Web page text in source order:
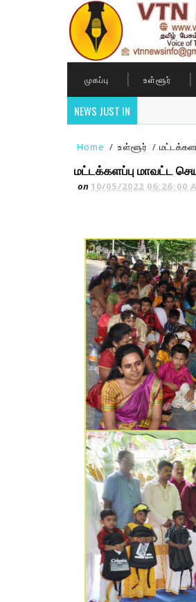
முகப்பு உள்ளூர்
NEWS JUST IN
Home / உள்ளூர் /
மட்டக்களப்பு மாவட்ட
on 10/05/2022 06:26:00